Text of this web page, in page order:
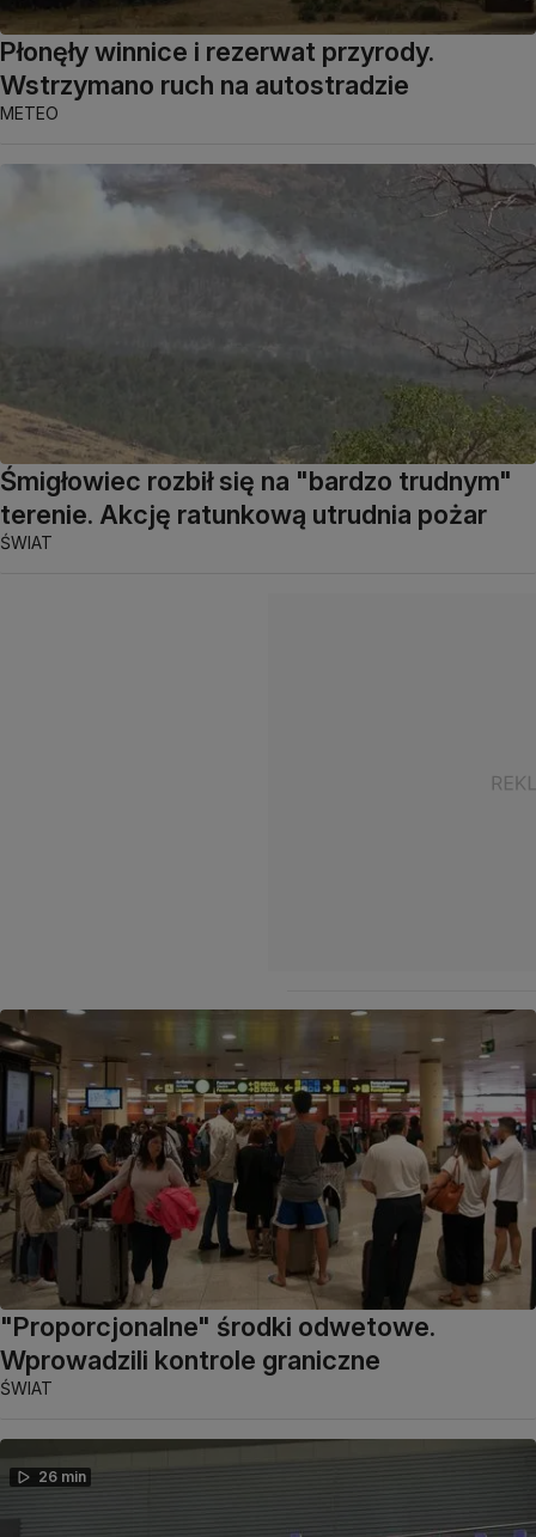
Płonęły winnice i rezerwat przyrody.
Wstrzymano ruch na autostradzie
METEO
Śmigłowiec rozbił się na "bardzo trudnym"
terenie. Akcję ratunkową utrudnia pożar
ŚWIAT
"Proporcjonalne" środki odwetowe.
Wprowadzili kontrole graniczne
ŚWIAT
26 min